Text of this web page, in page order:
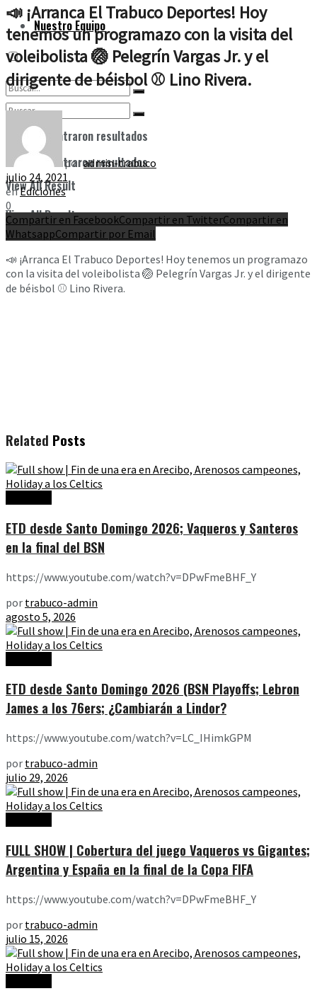
No se encontraron resultados
View All Result
Nuestro Equipo
No se encontraron resultados
View All Result
📣 ¡Arranca El Trabuco Deportes! Hoy
tenemos un programazo con la visita del
voleibolista 🏐 Pelegrín Vargas Jr. y el
dirigente de béisbol ⚾️ Lino Rivera.
poradmin-trabuco
julio 24, 2021
enEdiciones
0
Compartir en FacebookCompartir en TwitterCompartir en
WhatsappCompartir por Email
📣 ¡Arranca El Trabuco Deportes! Hoy tenemos un programazo
con la visita del voleibolista 🏐 Pelegrín Vargas Jr. y el dirigente
de béisbol ⚾️ Lino Rivera.
Related Posts
ETD desde Santo Domingo 2026; Vaqueros y Santeros
en la final del BSN
https://www.youtube.com/watch?v=DPwFmeBHF_Y
por trabuco-admin
agosto 5, 2026
ETD desde Santo Domingo 2026 (BSN Playoffs; Lebron
James a los 76ers; ¿Cambiarán a Lindor?
https://www.youtube.com/watch?v=LC_IHimkGPM
por trabuco-admin
julio 29, 2026
FULL SHOW | Cobertura del juego Vaqueros vs Gigantes;
Argentina y España en la final de la Copa FIFA
https://www.youtube.com/watch?v=DPwFmeBHF_Y
por trabuco-admin
julio 15, 2026